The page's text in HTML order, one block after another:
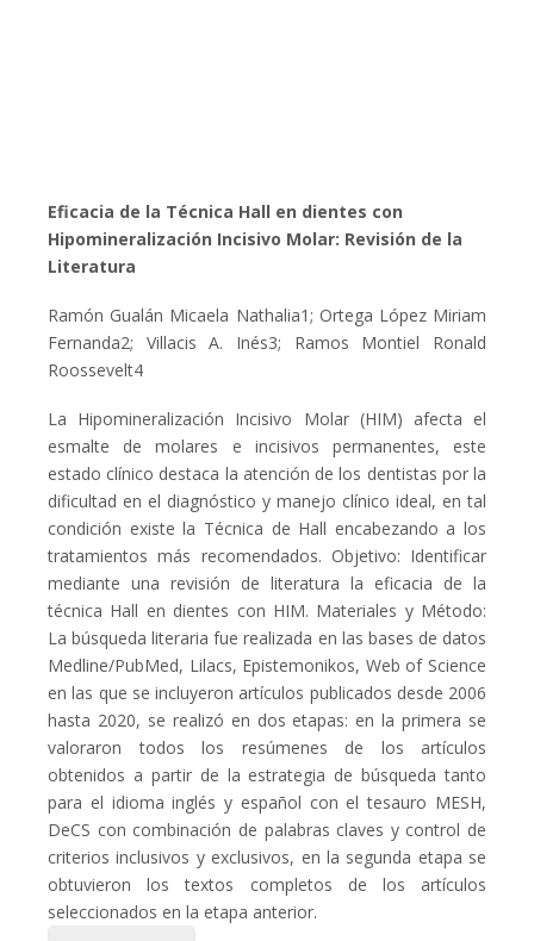
Eficacia de la Técnica Hall en dientes con
Hipomineralización Incisivo Molar: Revisión de la
Literatura
Ramón Gualán Micaela Nathalia1; Ortega López Miriam
Fernanda2; Villacis A. Inés3; Ramos Montiel Ronald
Roossevelt4
La Hipomineralización Incisivo Molar (HIM) afecta el
esmalte de molares e incisivos permanentes, este
estado clínico destaca la atención de los dentistas por la
dificultad en el diagnóstico y manejo clínico ideal, en tal
condición existe la Técnica de Hall encabezando a los
tratamientos más recomendados. Objetivo: Identificar
mediante una revisión de literatura la eficacia de la
técnica Hall en dientes con HIM. Materiales y Método:
La búsqueda literaria fue realizada en las bases de datos
Medline/PubMed, Lilacs, Epistemonikos, Web of Science
en las que se incluyeron artículos publicados desde 2006
hasta 2020, se realizó en dos etapas: en la primera se
valoraron todos los resúmenes de los artículos
obtenidos a partir de la estrategia de búsqueda tanto
para el idioma inglés y español con el tesauro MESH,
DeCS con combinación de palabras claves y control de
criterios inclusivos y exclusivos, en la segunda etapa se
obtuvieron los textos completos de los artículos
seleccionados en la etapa anterior.